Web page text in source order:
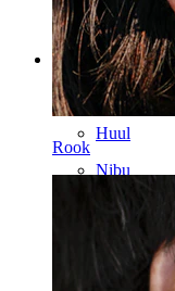
Rook
Kategooriad
Naba
Huul
Nibu
Industrial
Dermal
Helix